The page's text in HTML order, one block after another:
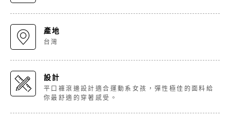
產地
台灣
設計
平口褲滾邊設計適合運動系女孩，彈性極佳的面料給
你最舒適的穿著感受。